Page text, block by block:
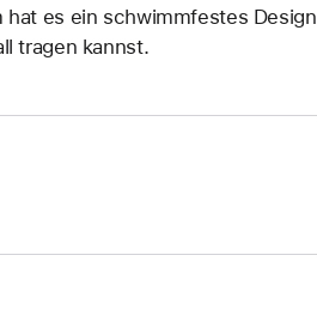
es ein schwimmfestes Design
tragen kannst.